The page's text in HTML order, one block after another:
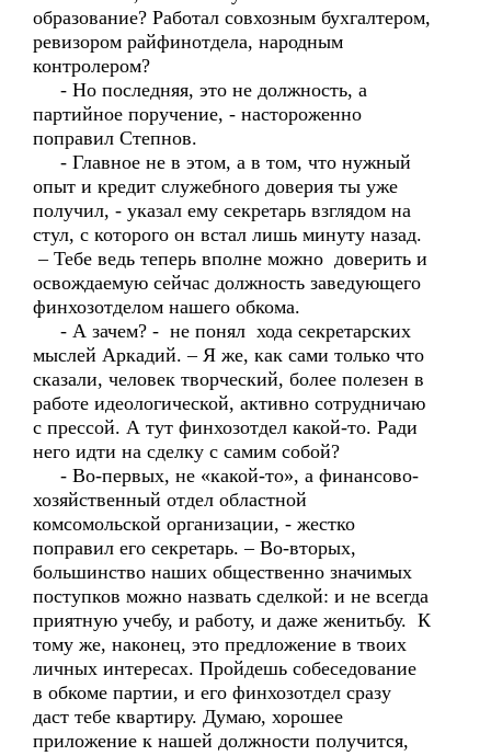
образование? Работал совхозным бухгалтером,
ревизором райфинотдела, народным
контролером?
- Но последняя, это не должность, а
партийное поручение, - настороженно
поправил Степнов.
- Главное не в этом, а в том, что нужный
опыт и кредит служебного доверия ты уже
получил, - указал ему секретарь взглядом на
стул, с которого он встал лишь минуту назад.
– Тебе ведь теперь вполне можно доверить и
освождаемую сейчас должность заведующего
финхозотделом нашего обкома.
- А зачем? - не понял хода секретарских
мыслей Аркадий. – Я же, как сами только что
сказали, человек творческий, более полезен в
работе идеологической, активно сотрудничаю
с прессой. А тут финхозотдел какой-то. Ради
него идти на сделку с самим собой?
- Во-первых, не «какой-то», а финансово-
хозяйственный отдел областной
комсомольской организации, - жестко
поправил его секретарь. – Во-вторых,
большинство наших общественно значимых
поступков можно назвать сделкой: и не всегда
приятную учебу, и работу, и даже женитьбу. К
тому же, наконец, это предложение в твоих
личных интересах. Пройдешь собеседование
в обкоме партии, и его финхозотдел сразу
даст тебе квартиру. Думаю, хорошее
приложение к нашей должности получится,